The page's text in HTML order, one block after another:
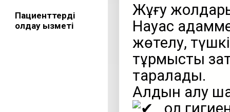
Пациенттерді
қолдау қызметі
Жұғу
Науқас
жөтелу,
тұрмыстық
таралады.
Алдын алу
қол